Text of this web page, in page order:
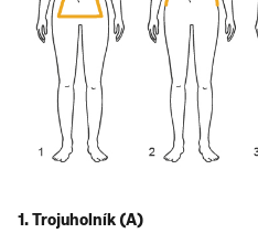
1. Trojuholník (A)